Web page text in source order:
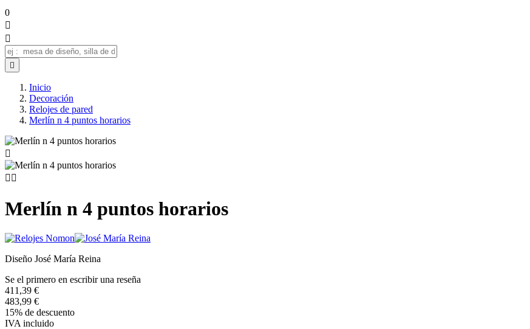
0



Inicio
Decoración
Relojes de pared
Merlín n 4 puntos horarios

 
Merlín n 4 puntos horarios
Diseño José María Reina
Se el primero en escribir una reseña
411,39 €
483,99 €
15% de descuento
IVA incluido